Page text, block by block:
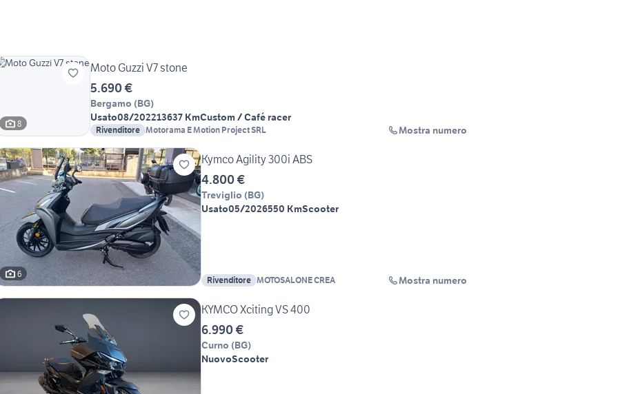
8
Moto Guzzi V7 stone
5.690 €
Bergamo (BG)
Usato08/202213637 KmCustom / Café racer
Rivenditore Motorama E Motion Project SRL Mostra numero
6
Kymco Agility 300i ABS
4.800 €
Treviglio (BG)
Usato05/2026550 KmScooter
Rivenditore MOTOSALONE CREA Mostra numero
KYMCO Xciting VS 400
6.990 €
Curno (BG)
NuovoScooter